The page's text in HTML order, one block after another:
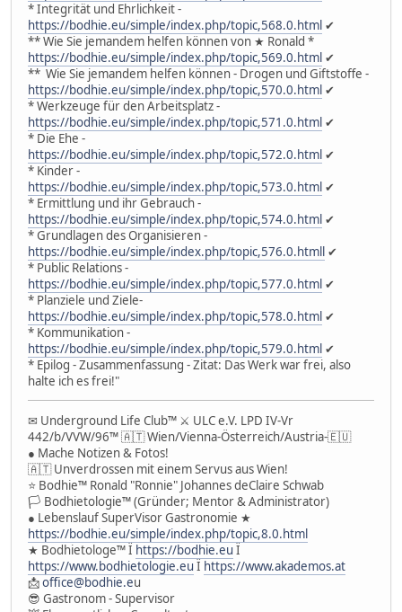
* Integrität und Ehrlichkeit -
https://bodhie.eu/simple/index.php/topic,568.0.html ✔
** Wie Sie jemandem helfen können von ★ Ronald *
https://bodhie.eu/simple/index.php/topic,569.0.html ✔
** Wie Sie jemandem helfen können - Drogen und Giftstoffe -
https://bodhie.eu/simple/index.php/topic,570.0.html ✔
* Werkzeuge für den Arbeitsplatz -
https://bodhie.eu/simple/index.php/topic,571.0.html ✔
* Die Ehe -
https://bodhie.eu/simple/index.php/topic,572.0.html ✔
* Kinder -
https://bodhie.eu/simple/index.php/topic,573.0.html ✔
* Ermittlung und ihr Gebrauch -
https://bodhie.eu/simple/index.php/topic,574.0.html ✔
* Grundlagen des Organisieren -
https://bodhie.eu/simple/index.php/topic,576.0.htmll ✔
* Public Relations -
https://bodhie.eu/simple/index.php/topic,577.0.html ✔
* Planziele und Ziele-
https://bodhie.eu/simple/index.php/topic,578.0.html ✔
* Kommunikation -
https://bodhie.eu/simple/index.php/topic,579.0.html ✔
* Epilog - Zusammenfassung - Zitat: Das Werk war frei, also
halte ich es frei!"
✉ Underground Life Club™ ⚔ ULC e.V. LPD IV-Vr
442/b/VVW/96™ 🇦🇹 Wien/Vienna-Österreich/Austria-🇪🇺
● Mache Notizen & Fotos!
🇦🇹 Unverdrossen mit einem Servus aus Wien!
⭐️ Bodhie™ Ronald "Ronnie" Johannes deClaire Schwab
🏳 Bodhietologie™ (Gründer; Mentor & Administrator)
● Lebenslauf SuperVisor Gastronomie ★
https://bodhie.eu/simple/index.php/topic,8.0.html
★ Bodhietologe™ Ï https://bodhie.eu Ï
https://www.bodhietologie.eu Ï https://www.akademos.at
📩office@bodhie.eu
😎 Gastronom - Supervisor